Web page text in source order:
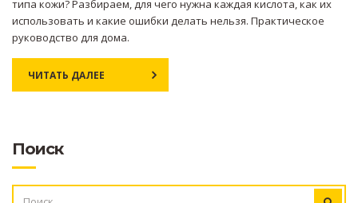
типа кожи? Разбираем, для чего нужна каждая кислота, как их
использовать и какие ошибки делать нельзя. Практическое
руководство для дома.
ЧИТАТЬ ДАЛЕЕ
Поиск